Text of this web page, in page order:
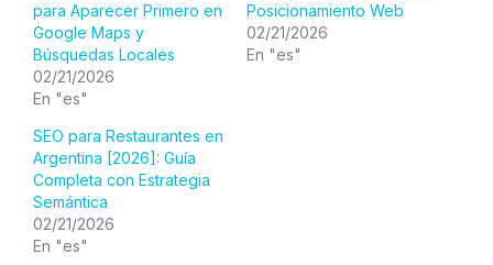
para Aparecer Primero en
Google Maps y
Búsquedas Locales
02/21/2026
En "es"
Posicionamiento Web
02/21/2026
En "es"
SEO para Restaurantes en
Argentina [2026]: Guía
Completa con Estrategia
Semántica
02/21/2026
En "es"